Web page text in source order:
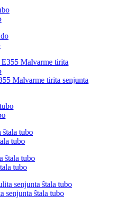
Malvarme tirita senjunta
tubo
tubo
senjunta ŝtala tubo